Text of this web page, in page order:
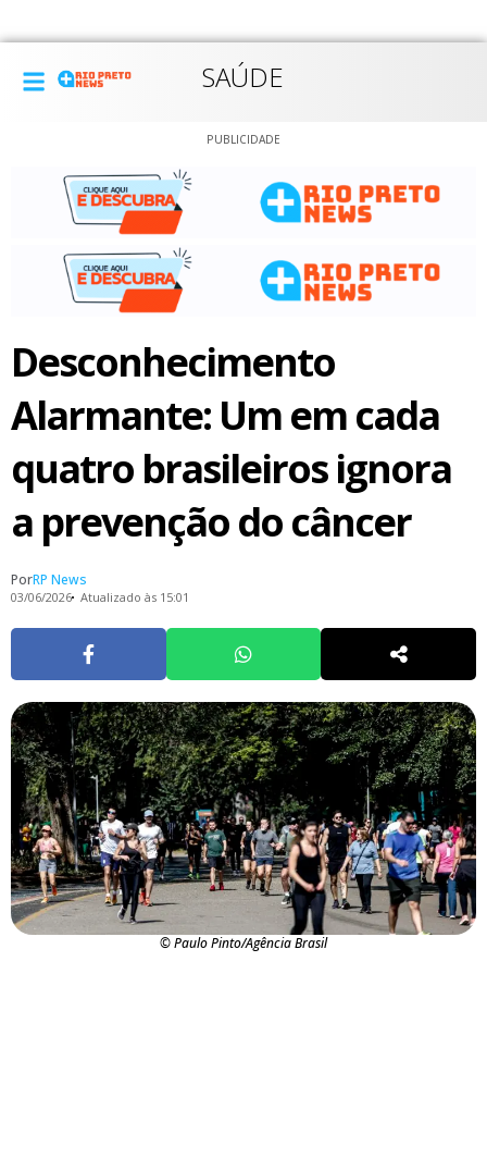
SAÚDE
PUBLICIDADE
Desconhecimento
Alarmante: Um em cada
quatro brasileiros ignora
a prevenção do câncer
PorRP News
03/06/2026 Atualizado às 15:01
© Paulo Pinto/Agência Brasil